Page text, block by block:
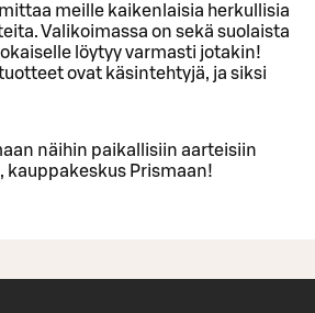
meille kaikenlaisia herkullisia
Valikoimassa on sekä suolaista
löytyy varmasti jotakin!
ovat käsintehtyjä, ja siksi
näihin paikallisiin aarteisiin
kauppakeskus Prismaan!